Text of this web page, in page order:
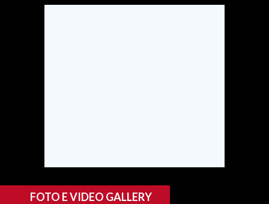
SPETTACOLI
#CARAUNIONE
FOTO E VIDEO GALLERY